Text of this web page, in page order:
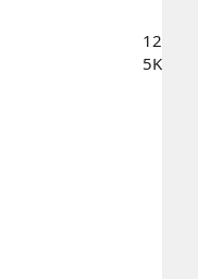
12
5K